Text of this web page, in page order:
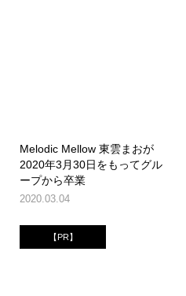
Melodic Mellow 東雲まおが
2020年3月30日をもってグル
ープから卒業
2020.03.04
【PR】